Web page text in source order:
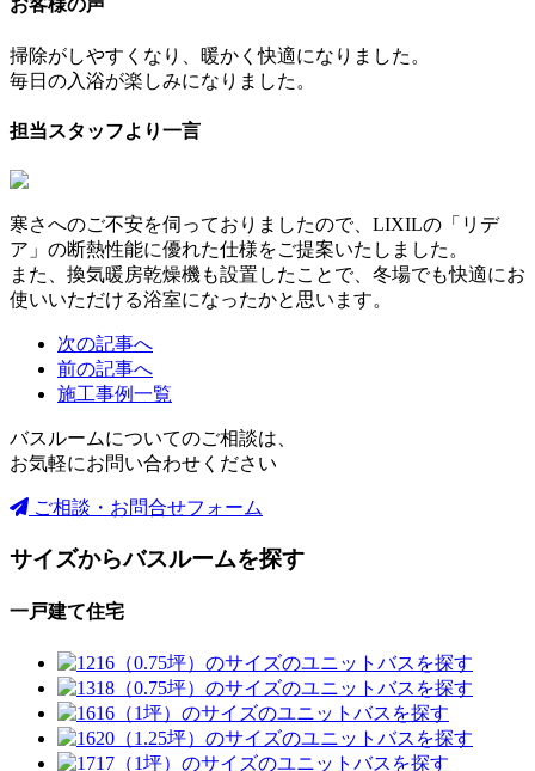
お客様の声
掃除がしやすくなり、暖かく快適になりました。
毎日の入浴が楽しみになりました。
担当スタッフより一言
寒さへのご不安を伺っておりましたので、LIXILの「リデ
ア」の断熱性能に優れた仕様をご提案いたしました。
また、換気暖房乾燥機も設置したことで、冬場でも快適にお
使いいただける浴室になったかと思います。
次の記事へ
前の記事へ
施工事例一覧
バスルームについてのご相談は、
お気軽にお問い合わせください
ご相談・お問合せフォーム
サイズからバスルームを探す
一戸建て住宅